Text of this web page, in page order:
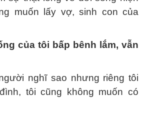
muốn lấy vợ, sinh con của
của tôi bấp bênh lắm, vẫn
nghĩ sao nhưng riêng tôi
tôi cũng không muốn có